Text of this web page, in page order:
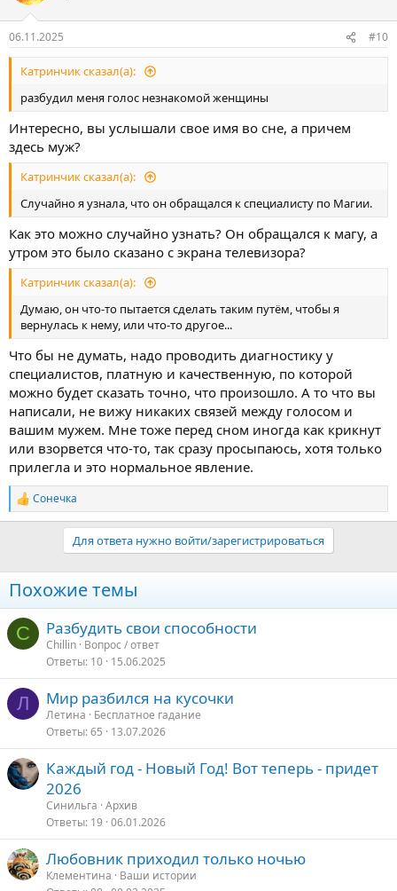
06.11.2025 #10
Катринчик сказал(а):
разбудил меня голос незнакомой женщины
Интересно, вы услышали свое имя во сне, а причем
здесь муж?
Катринчик сказал(а):
Случайно я узнала, что он обращался к специалисту по Магии.
Как это можно случайно узнать? Он обращался к магу, а
утром это было сказано с экрана телевизора?
Катринчик сказал(а):
Думаю, он что-то пытается сделать таким путём, чтобы я
вернулась к нему, или что-то другое...
Что бы не думать, надо проводить диагностику у
специалистов, платную и качественную, по которой
можно будет сказать точно, что произошло. А то что вы
написали, не вижу никаких связей между голосом и
вашим мужем. Мне тоже перед сном иногда как крикнут
или взорвется что-то, так сразу просыпаюсь, хотя только
прилегла и это нормальное явление.
Р
е
и
и
Сонечка
Для ответа нужно войти/зарегистрироваться
Похожие темы
C Разбудить свои способности
Chillin Вопрос / ответ
Ответы 10 15.06.2025
Л Мир разбился на кусочки
Летина
Бесплатное гадание
Ответы 65 13.07.2026
Каждый год - Новый Год! Вот теперь - придет
2026
Синильга Архив
Ответы 19 06.01.2026
Любовник приходил только ночью
Клементина
Ваши истории